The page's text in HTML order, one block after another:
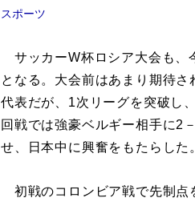
スポーツ
サッカーW杯ロシア大会も、
となる。大会前はあまり期待さ
代表だが、1次リーグを突破し
回戦では強豪ベルギー相手に2
せ、日本中に興奮をもたらした
初戦のコロンビア戦で先制点